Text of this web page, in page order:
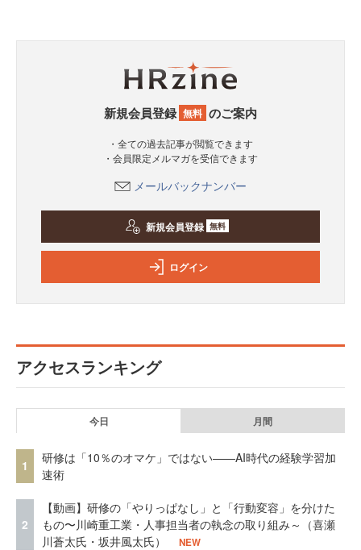
新規会員登録 無料 のご案内
・全ての過去記事が閲覧できます
・会員限定メルマガを受信できます
メールバックナンバー
新規会員登録 無料
ログイン
アクセスランキング
今日 月間
1
研修は「10％のオマケ」ではない——AI時代の経験学習加
速術
2
【動画】研修の「やりっぱなし」と「行動変容」を分けた
もの〜川崎重工業・人事担当者の執念の取り組み～（喜瀬
川蒼太氏・坂井風太氏）
NEW